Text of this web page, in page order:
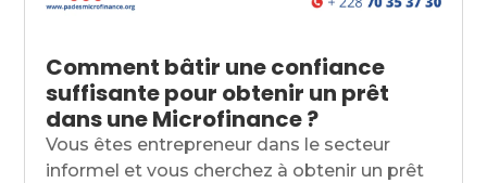
Comment bâtir une confiance
suffisante pour obtenir un prêt
dans une Microfinance ?
Vous êtes entrepreneur dans le secteur
informel et vous cherchez à obtenir un prêt